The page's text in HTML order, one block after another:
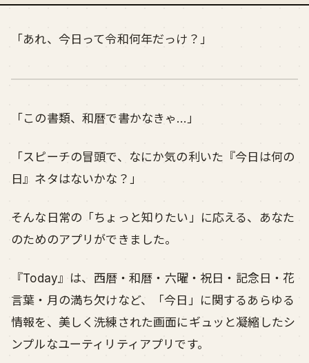
「あれ、今日って令和何年だっけ？」
「この書類、和暦で書かなきゃ…」
「スピーチの冒頭で、なにか気の利いた『今日は何の
日』ネタはないかな？」
そんな日常の「ちょっと知りたい」に応える、あなた
のためのアプリができました。
『Today』は、西暦・和暦・六曜・祝日・記念日・花
言葉・月の満ち欠けなど、「今日」に関するあらゆる
情報を、美しく洗練された画面にギュッと凝縮したシ
ンプルなユーティリティアプリです。